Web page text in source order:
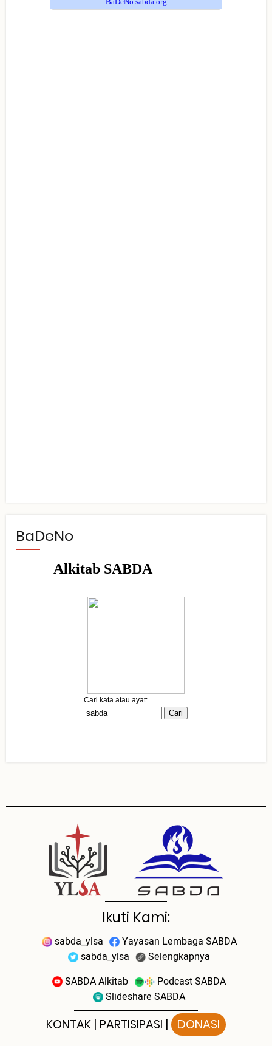
BaDeNo
Ikuti Kami:
sabda_ylsa
Yayasan Lembaga SABDA
sabda_ylsa
Selengkapnya
SABDA Alkitab
Podcast SABDA
Slideshare SABDA
KONTAK | PARTISIPASI | DONASI